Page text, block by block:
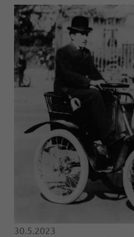
30.5.2023